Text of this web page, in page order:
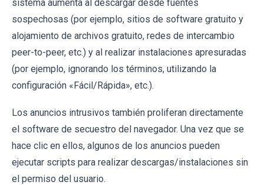
sistema aumenta al descargar desde fuentes
sospechosas (por ejemplo, sitios de software gratuito y
alojamiento de archivos gratuito, redes de intercambio
peer-to-peer, etc.) y al realizar instalaciones apresuradas
(por ejemplo, ignorando los términos, utilizando la
configuración «Fácil/Rápida», etc.).
Los anuncios intrusivos también proliferan directamente
el software de secuestro del navegador. Una vez que se
hace clic en ellos, algunos de los anuncios pueden
ejecutar scripts para realizar descargas/instalaciones sin
el permiso del usuario.